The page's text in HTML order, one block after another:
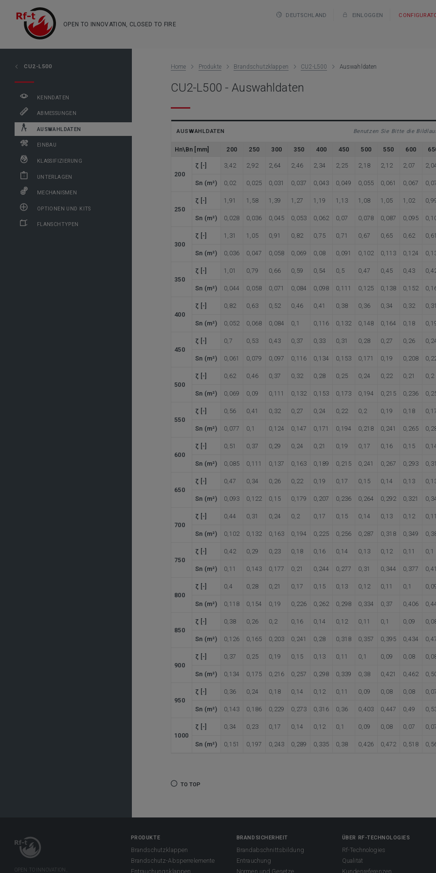
OPEN TO INNOVATION, CLOSED TO FIRE
DEUTSCHLAND EINLOGGEN
CU2-L500
KENNDATEN
ABMESSUNGEN
AUSWAHLDATEN
EINBAU
KLASSIFIZIERUNG
UNTERLAGEN
MECHANISMEN
OPTIONEN UND KITS
FLANSCHTYPEN
Home Produkte Brandschutzklappen CU2-L500 Auswahldaten
CU2-L500 - Auswahldaten
AUSWAHLDATEN Benutzen Sie Bitte die
Hn\Bn [mm] 200 250 300 350 400 450 500 550 600
200
ζ [-] 3,42 2,92 2,64 2,46 2,34 2,25 2,18 2,12 2,07
Sn (m²) 0,02 0,025 0,031 0,037 0,043 0,049 0,055 0,061 0,067
250
ζ [-] 1,91 1,58 1,39 1,27 1,19 1,13 1,08 1,05 1,02
Sn (m²) 0,028 0,036 0,045 0,053 0,062 0,07 0,078 0,087 0,095
300
ζ [-] 1,31 1,05 0,91 0,82 0,75 0,71 0,67 0,65 0,62 0,61
Sn (m²) 0,036 0,047 0,058 0,069 0,08 0,091 0,102 0,113 0,124
350
ζ [-] 1,01 0,79 0,66 0,59 0,54 0,5 0,47 0,45 0,43
Sn (m²) 0,044 0,058 0,071 0,084 0,098 0,111 0,125 0,138 0,152
400
ζ [-] 0,82 0,63 0,52 0,46 0,41 0,38 0,36 0,34 0,32 0,31
Sn (m²) 0,052 0,068 0,084 0,1 0,116 0,132 0,148 0,164 0,18
450
ζ [-] 0,7 0,53 0,43 0,37 0,33 0,31 0,28 0,27 0,26
Sn (m²) 0,061 0,079 0,097 0,116 0,134 0,153 0,171 0,19 0,208
500
ζ [-] 0,62 0,46 0,37 0,32 0,28 0,25 0,24 0,22 0,21 0,2
Sn (m²) 0,069 0,09 0,111 0,132 0,153 0,173 0,194 0,215 0,236
550
ζ [-] 0,56 0,41 0,32 0,27 0,24 0,22 0,2 0,19 0,18
Sn (m²) 0,077 0,1 0,124 0,147 0,171 0,194 0,218 0,241 0,265
600
ζ [-] 0,51 0,37 0,29 0,24 0,21 0,19 0,17 0,16 0,15
Sn (m²) 0,085 0,111 0,137 0,163 0,189 0,215 0,241 0,267 0,293
650
ζ [-] 0,47 0,34 0,26 0,22 0,19 0,17 0,15 0,14 0,13
Sn (m²) 0,093 0,122 0,15 0,179 0,207 0,236 0,264 0,292 0,321
700
ζ [-] 0,44 0,31 0,24 0,2 0,17 0,15 0,14 0,13 0,12 0,11
Sn (m²) 0,102 0,132 0,163 0,194 0,225 0,256 0,287 0,318 0,349
750
ζ [-] 0,42 0,29 0,23 0,18 0,16 0,14 0,13 0,12 0,11 0,1
Sn (m²) 0,11 0,143 0,177 0,21 0,244 0,277 0,31 0,344 0,377
800
ζ [-] 0,4 0,28 0,21 0,17 0,15 0,13 0,12 0,11 0,1
Sn (m²) 0,118 0,154 0,19 0,226 0,262 0,298 0,334 0,37 0,406
850
ζ [-] 0,38 0,26 0,2 0,16 0,14 0,12 0,11 0,1 0,09
Sn (m²) 0,126 0,165 0,203 0,241 0,28 0,318 0,357 0,395 0,434
900
ζ [-] 0,37 0,25 0,19 0,15 0,13 0,11 0,1 0,09 0,08
Sn (m²) 0,134 0,175 0,216 0,257 0,298 0,339 0,38 0,421 0,462
950
ζ [-] 0,36 0,24 0,18 0,14 0,12 0,11 0,09 0,08 0,08
Sn (m²) 0,143 0,186 0,229 0,273 0,316 0,36 0,403 0,447 0,49
1000
ζ [-] 0,34 0,23 0,17 0,14 0,12 0,1 0,09 0,08 0,07
Sn (m²) 0,151 0,197 0,243 0,289 0,335 0,38 0,426 0,472 0,518
TO TOP
PRODUKTE
Brandschutzklappen
Brandschutz-Absperrelemente
Entrauchungsklappen
BRANDSICHERHEIT
Brandabschnittsbildung
Entrauchung
Normen und Gesetze
ÜBER RF-TECHNOLOGIES
Rf-Technologies
Qualität
Kundenreferenzen